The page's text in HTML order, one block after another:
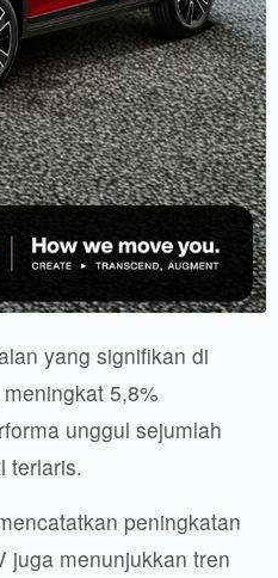
yang signifikan di
5,8%
unggul sejumlah
terlaris.
peningkatan
juga menunjukkan tren